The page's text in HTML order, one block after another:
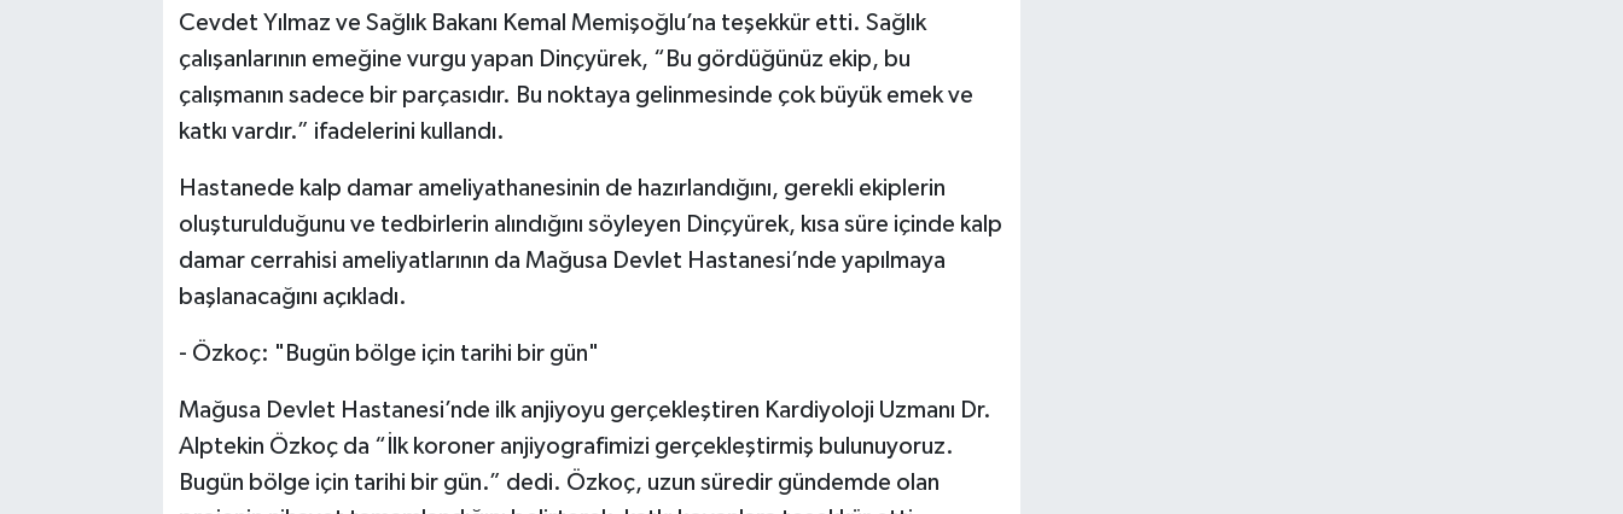
Cevdet Yılmaz ve Sağlık Bakanı Kemal Memişoğlu’na teşekkür etti. Sağlık
çalışanlarının emeğine vurgu yapan Dinçyürek, “Bu gördüğünüz ekip, bu
çalışmanın sadece bir parçasıdır. Bu noktaya gelinmesinde çok büyük emek ve
katkı vardır.” ifadelerini kullandı.
Hastanede kalp damar ameliyathanesinin de hazırlandığını, gerekli ekiplerin
oluşturulduğunu ve tedbirlerin alındığını söyleyen Dinçyürek, kısa süre içinde kalp
damar cerrahisi ameliyatlarının da Mağusa Devlet Hastanesi’nde yapılmaya
başlanacağını açıkladı.
- Özkoç: "Bugün bölge için tarihi bir gün"
Mağusa Devlet Hastanesi’nde ilk anjiyoyu gerçekleştiren Kardiyoloji Uzmanı Dr.
Alptekin Özkoç da “İlk koroner anjiyografimizi gerçekleştirmiş bulunuyoruz.
Bugün bölge için tarihi bir gün.” dedi. Özkoç, uzun süredir gündemde olan